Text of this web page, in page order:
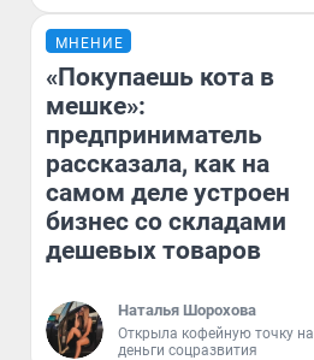
МНЕНИЕ
«Покупаешь кота в
мешке»:
предприниматель
рассказала, как на
самом деле устроен
бизнес со складами
дешевых товаров
Наталья Шорохова
Открыла кофейную точку на
деньги соцразвития